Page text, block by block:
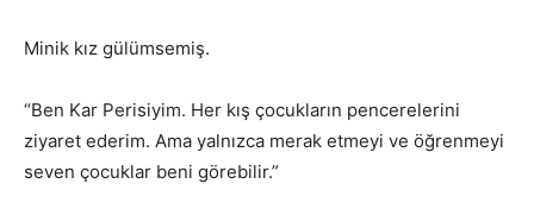
Minik kız gülümsemiş.
“Ben Kar Perisiyim. Her kış çocukların pencerelerini
ziyaret ederim. Ama yalnızca merak etmeyi ve öğrenmeyi
seven çocuklar beni görebilir.”